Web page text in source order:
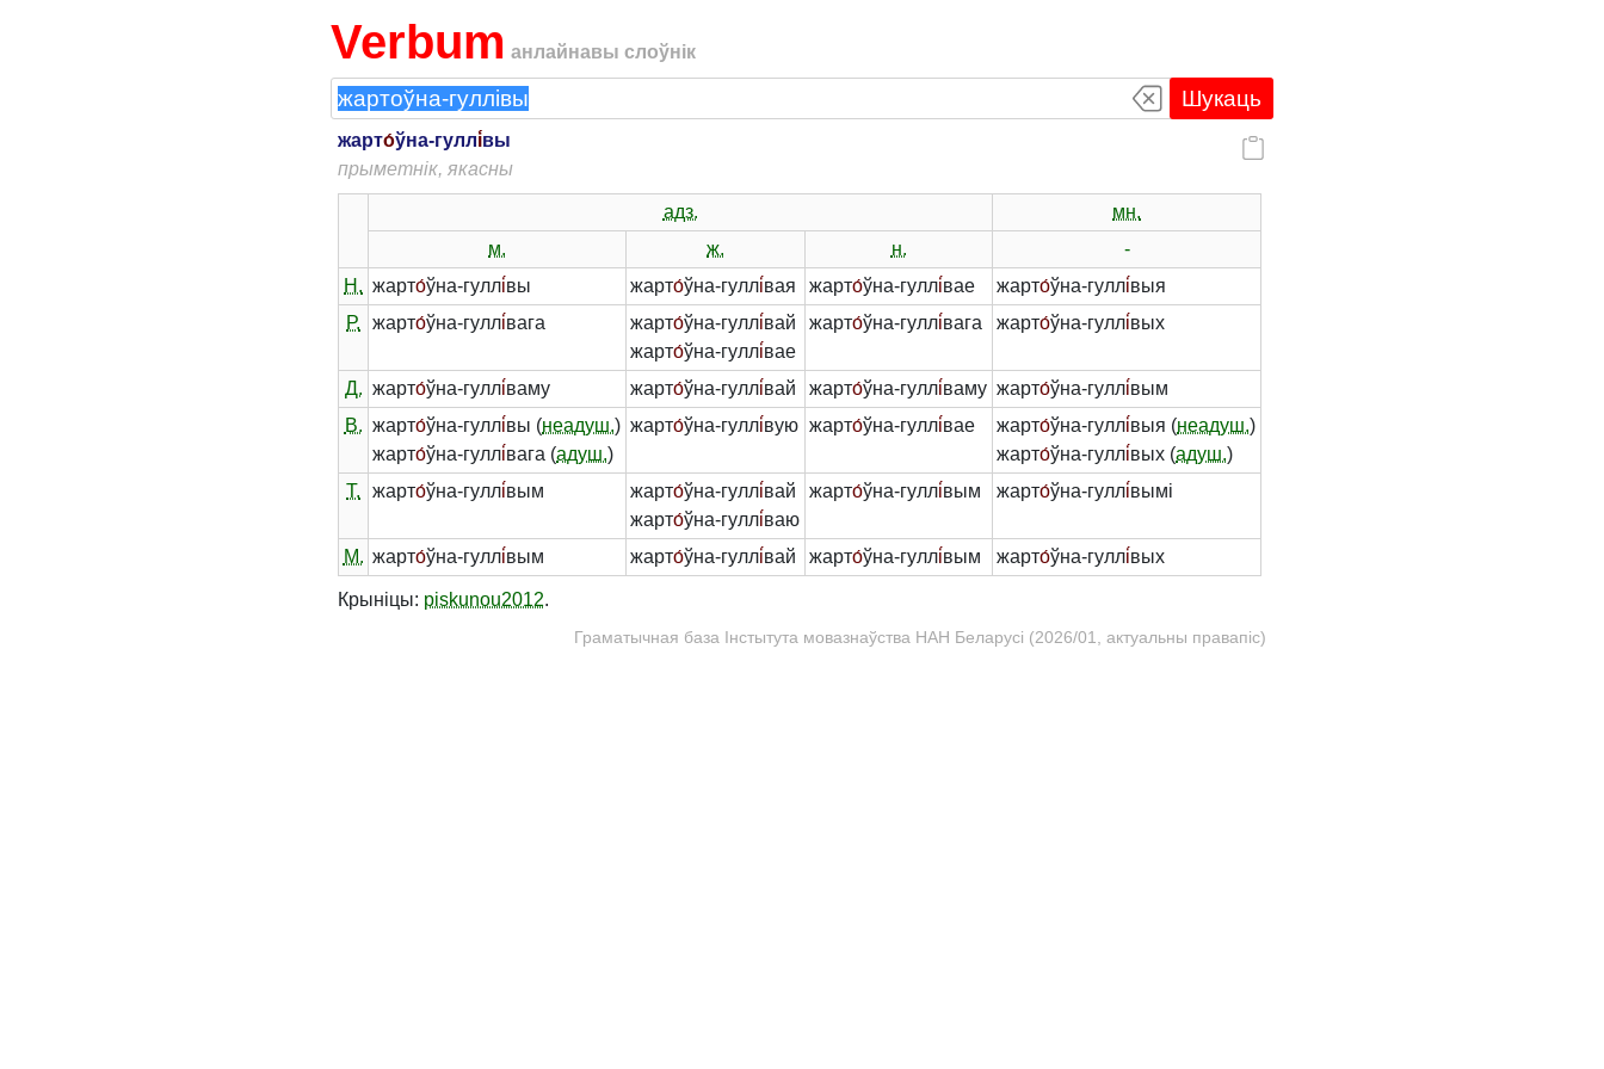
Verbum анлайнавы слоўнік
Шукаць
жарто́ўна-гуллі́вы
прыметнік, якасны
адз.
мн.
м.
ж. н.
-
Н. жарто́ўна-гуллі́вы жарто́ўна-гуллі́вая жарто́ўна-гуллі́вае жарто́ўна-гуллі́выя
Р.
жарто́ўна-гуллі́вага жарто́ўна-гуллі́вай
жарто́ўна-гуллі́вае
жарто́ўна-гуллі́вага жарто́ўна-гуллі́вых
Д. жарто́ўна-гуллі́ваму жарто́ўна-гуллі́вай жарто́ўна-гуллі́ваму жарто́ўна-гуллі́вым
В. жарто́ўна-гуллі́вы (неадуш.)
жарто́ўна-гуллі́вага (адуш.)
жарто́ўна-гуллі́вую жарто́ўна-гуллі́вае жарто́ўна-гуллі́выя (неадуш.)
жарто́ўна-гуллі́вых (адуш.)
Т.
жарто́ўна-гуллі́вым жарто́ўна-гуллі́вай
жарто́ўна-гуллі́ваю
жарто́ўна-гуллі́вым жарто́ўна-гуллі́вымі
М. жарто́ўна-гуллі́вым жарто́ўна-гуллі́вай жарто́ўна-гуллі́вым жарто́ўна-гуллі́вых
Крыніцы: piskunou2012.
Граматычная база Інстытута мовазнаўства НАН Беларусі (2026/01, актуальны правапіс)